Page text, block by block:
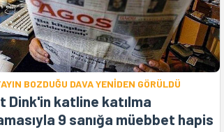
BOZDUĞU DAVA YENİDEN GÖRÜLDÜ
Dink'in katline katılma
9 sanığa müebbet hapis